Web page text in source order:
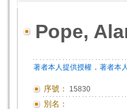
Pope,
著者本人提供授權 ． 著者本
序號： 15830
別名：